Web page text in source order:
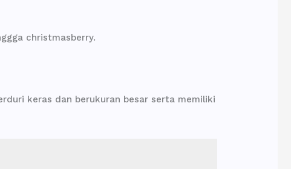
christmasberry.
keras dan berukuran besar serta memiliki